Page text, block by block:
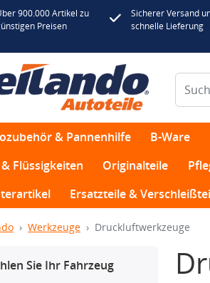
900.000 Artikel zu
Preisen
Sicherer Versand
schnelle Lieferung
& Pannenhilfe B-Ware
Flüssigkeiten
Originalteile
Ersatzteile &
Werkzeuge Druckluftwerkzeuge
Sie Ihr Fahrzeug